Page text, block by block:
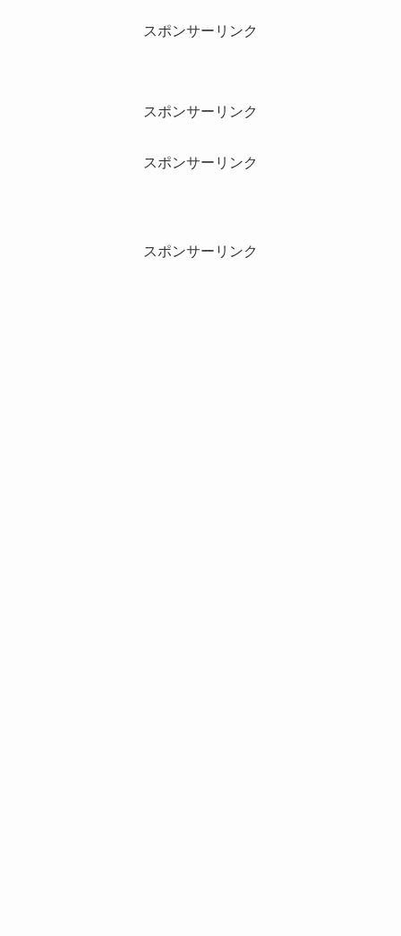
スポンサーリンク
スポンサーリンク
スポンサーリンク
スポンサーリンク